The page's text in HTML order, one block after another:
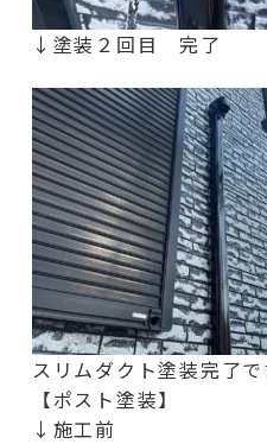
↓塗装２回目 完了
スリムダクト塗装完了
【ポスト塗装】
↓施工前